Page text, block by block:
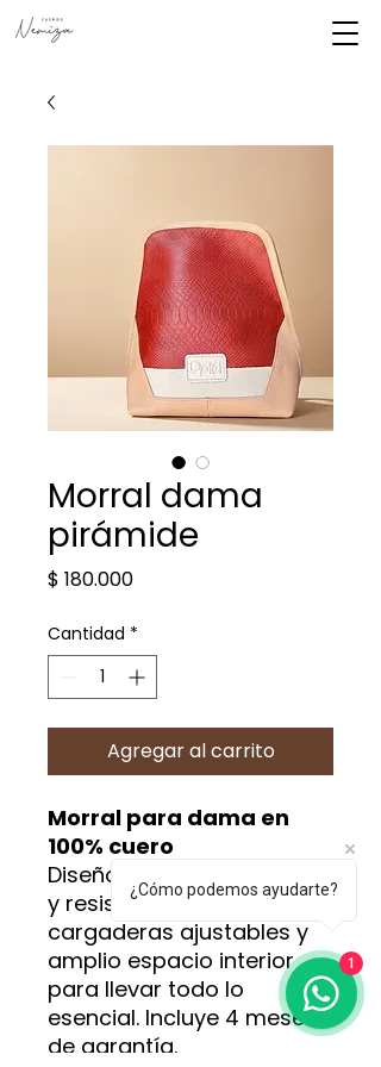
Morral dama
pirámide
$ 180.000Precio
Cantidad *
Agregar al carrito
Morral para dama en
100% cuero
Diseño elegante, práctico
y resistente. Con
cargaderas ajustables y
amplio espacio interior
para llevar todo lo
esencial. Incluye 4 meses
de garantía.
¿Cómo podemos ayudarte?
1